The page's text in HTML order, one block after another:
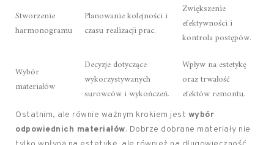
Stworzenie
harmonogramu
Planowanie kolejności i
czasu realizacji prac.
Zwiększenie
efektywności i
kontrola postępów.
Wybór
materiałów
Decyzje dotyczące
wykorzystywanych
surowców i wykończeń.
Wpływ na estetykę
oraz trwałość
efektów remontu.
Ostatnim, ale równie ważnym krokiem jest wybór
odpowiednich materiałów. Dobrze dobrane materiały nie